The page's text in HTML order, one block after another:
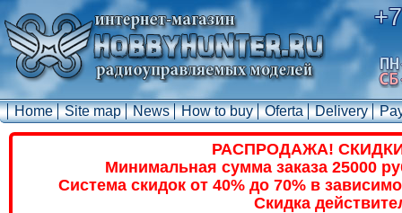
Home Site map News How to buy Oferta Delivery
РАСПРОДАЖА!
Минимальная сумма заказа 25000
Система скидок от 40% до 70% в
Скидка